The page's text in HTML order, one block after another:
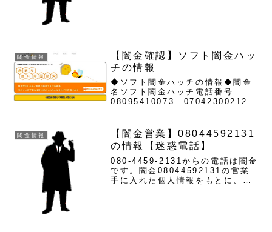
闇金情報
【闇金確認】ソフト闇金ハッ
チの情報
◆ソフト闇金ハッチの情報◆闇金
名ソフト闇金ハッチ電話番号
08095410073 07042300212
ト闇金は、闇金よりも取り立てが
優しく、利用しやすいのが特徴で
すがハッチ...
闇金情報
【闇金営業】08044592131
の情報【迷惑電話】
080-4459-2131からの電話は闇金
です。闇金08044592131の営業
手に入れた個人情報をもとに、融